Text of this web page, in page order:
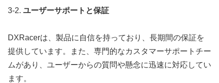
3-2. ユーザーサポートと保証
DXRacerは、製品に自信を持っており、長期間の保証を
提供しています。また、専門的なカスタマーサポートチー
ムがあり、ユーザーからの質問や懸念に迅速に対応してい
ます。